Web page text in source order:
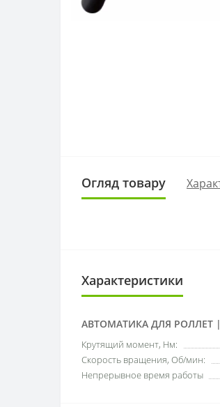
Огляд товару
Характеристики
АВТОМАТИКА ДЛЯ РОЛЛЕТ
Крутящий момент, Нм:
Скорость вращения, Об/мин:
Непрерывное время работы